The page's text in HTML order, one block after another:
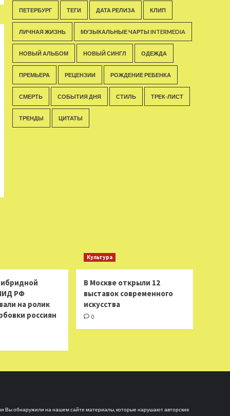
ПЕТЕРБУРГ ТЕГИ ДАТА РЕЛИЗА КЛИП
ЛИЧНАЯ ЖИЗНЬ МУЗЫКАЛЬНЫЕ ЧАРТЫ INTERMEDIA
НОВЫЙ АЛЬБОМ НОВЫЙ СИНГЛ ОДЕЖДА
ПРЕМЬЕРА РЕЦЕНЗИИ РОЖДЕНИЕ РЕБЕНКА
СМЕРТЬ СОБЫТИЯ ДНЯ СТИЛЬ ТРЕК-ЛИСТ
ТРЕНДЫ ЦИТАТЫ
РФ
на ролик
россиян
Культура
В Москве открыли 12
выставок современного
искусства
0
Вы обнаружили на нашем сайте материалы, которые нарушают авторские